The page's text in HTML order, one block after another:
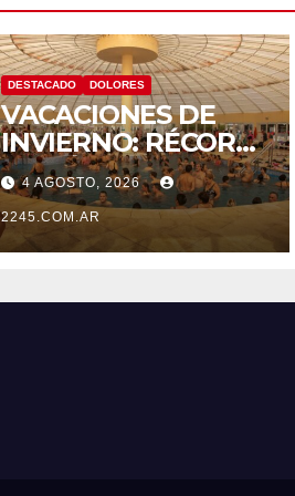
DESTACADO DOLORES
VACACIONES DE
INVIERNO: RÉCORD
HISTÓRICO DE
VISITANTES Y
RECAUDACIÓN EN
EL PARQUE TERMAL
4 AGOSTO, 2026
2245.COM.AR